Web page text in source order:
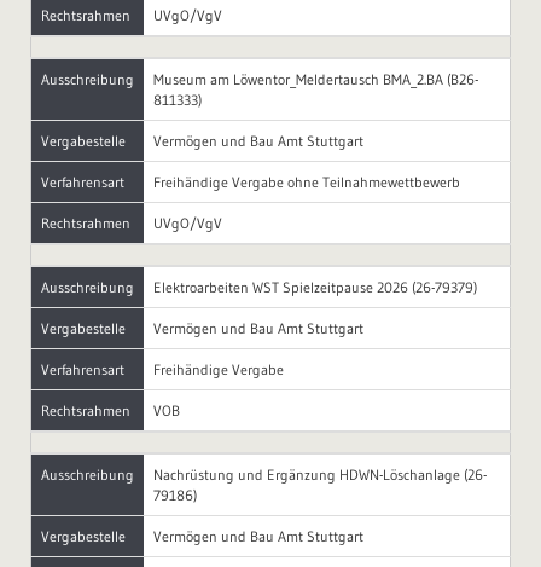
Rechtsrahmen UVgO/VgV
Ausschreibung
Museum am Löwentor_Meldertausch BMA_2.BA (B26-
811333)
Vergabestelle Vermögen und Bau Amt Stuttgart
Verfahrensart Freihändige Vergabe ohne Teilnahmewettbewerb
Rechtsrahmen UVgO/VgV
Ausschreibung Elektroarbeiten WST Spielzeitpause 2026 (26-79379)
Vergabestelle Vermögen und Bau Amt Stuttgart
Verfahrensart Freihändige Vergabe
Rechtsrahmen VOB
Ausschreibung
Nachrüstung und Ergänzung HDWN-Löschanlage (26-
79186)
Vergabestelle Vermögen und Bau Amt Stuttgart